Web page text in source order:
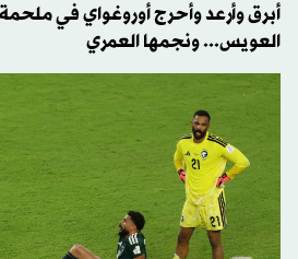
أبرق وأرعد وأحرج أوروغواي في
العويس... ونجمها العمري